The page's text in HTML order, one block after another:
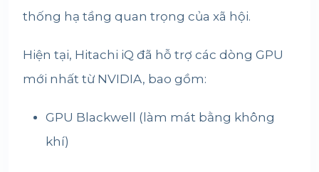
thống hạ tầng quan trọng của xã hội.
Hiện tại, Hitachi iQ đã hỗ trợ các dòng GPU
mới nhất từ NVIDIA, bao gồm:
GPU Blackwell (làm mát bằng không
khí)